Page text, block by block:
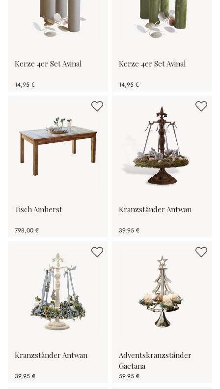
Kerze 4er Set Avinal
14,95 €
Kerze 4er Set Avinal
14,95 €
Tisch Amherst
798,00 €
Kranzständer Antwan
39,95 €
Kranzständer Antwan
39,95 €
Adventskranzständer
Gaetana
59,95 €